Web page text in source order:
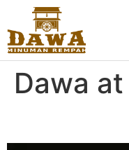
Dawa